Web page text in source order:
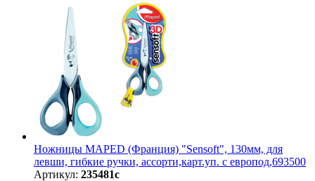
Ножницы MAPED (Франция) "Sensoft", 130мм, для
левши, гибкие ручки, ассорти,карт.уп. с европод,693500
Артикул: 235481с